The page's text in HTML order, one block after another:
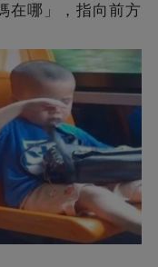
在哪」，指向前方